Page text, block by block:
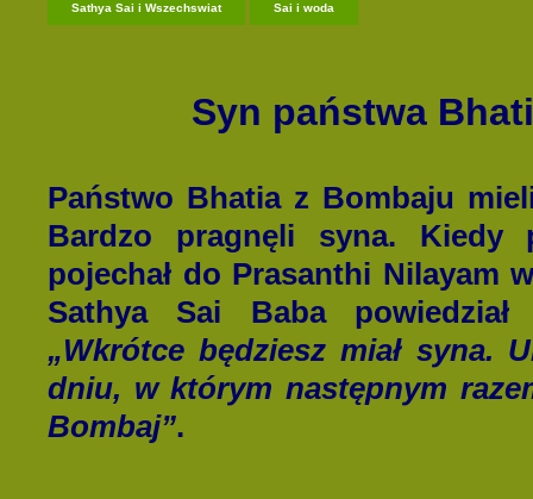
Sathya Sai i Wszechswiat Sai i woda
Syn państwa
Państwo Bhatia z Bombaju
Bardzo pragnęli syna. Kiedy
pojechał do Prasanthi Nilayam
Sathya Sai Baba
„Wkrótce będziesz miał syna.
dniu, w którym następnym
Bombaj”.